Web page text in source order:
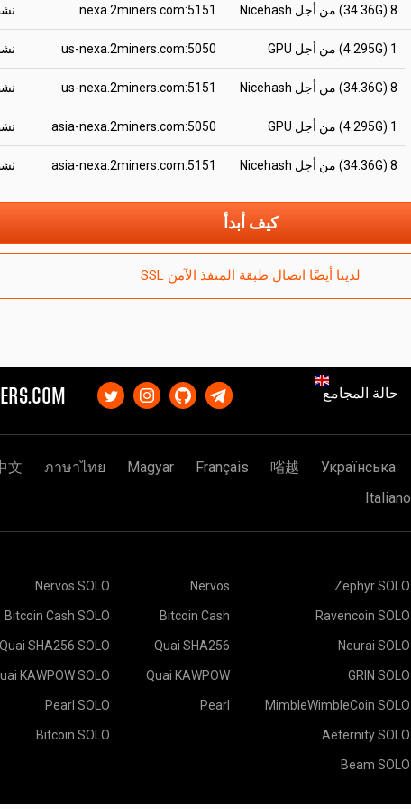
8 (34.36G) من أجل Nicehash nexa.2miners.com:5151
1 (4.295G) من أجل GPU us-nexa.2miners.com:5050
8 (34.36G) من أجل Nicehash us-nexa.2miners.com:5151
1 (4.295G) من أجل GPU asia-nexa.2miners.com:5050
8 (34.36G) من أجل Nicehash asia-nexa.2miners.com:5151
كيف أبدأ
لدينا أيضًا اتصال طبقة المنفذ الآمن SSL
حالة المجامع
Українська
㗂越
Français
Magyar
ภาษาไทย
文
Italiano
Zephyr SOLO
Ravencoin SOLO
Neurai SOLO
GRIN SOLO
MimbleWimbleCoin SOLO
Aeternity SOLO
Beam SOLO
Nervos
Bitcoin Cash
Quai SHA256
Quai KAWPOW
Pearl
Nervos SOLO
Bitcoin Cash SOLO
Quai SHA256 SOLO
KAWPOW SOLO
Pearl SOLO
Bitcoin SOLO